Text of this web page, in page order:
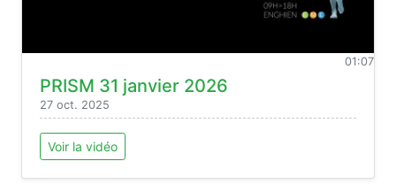
01:07
PRISM 31 janvier 2026
27 oct. 2025
Voir la vidéo